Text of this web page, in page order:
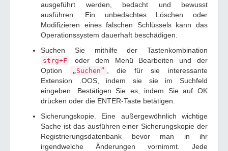
ausgeführt werden, bedacht und bewusst
ausführen. Ein unbedachtes Löschen oder
Modifizieren eines falschen Schlüssels kann das
Operationssystem dauerhaft beschädigen.
Suchen Sie mithilfe der Tastenkombination
strg+F
oder dem Menü Bearbeiten und der
Option
„Suchen”
, die für sie interessante
Extension .OOS, indem sie sie im Suchfeld
eingeben. Bestätigen Sie es, indem Sie auf OK
drücken oder die ENTER-Taste betätigen.
Sicherungskopie. Eine außergewöhnlich wichtige
Sache ist das ausführen einer Sicherungskopie der
Registrierungsdatenbank bevor man in ihr
irgendwelche Änderungen vornimmt. Jede